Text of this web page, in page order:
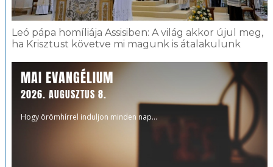
Leó pápa homíliája Assisiben: A világ akkor újul meg,
ha Krisztust követve mi magunk is átalakulunk
MAI EVANGÉLIUM
2026. AUGUSZTUS 8.
Hogy örömhírrel induljon minden nap...